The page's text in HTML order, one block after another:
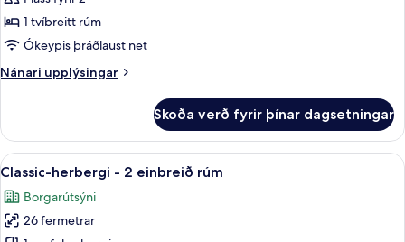
með
tvíbreiðu
-
rúm
1 tvíbreitt rúm
Ókeypis þráðlaust net
Nánari upplýsingar
Nánari
herbergi
með
tvíbreiðu
-
tvíbreitt
Skoða verð fyrir þínar dagsetningar
Skoða
allar
myndir
fyrir
Classic-herbergi - 2 einbreið rúm |
9
Classic-herbergi - 2 einbreið rúm
Borgarútsýni
26 fermetrar